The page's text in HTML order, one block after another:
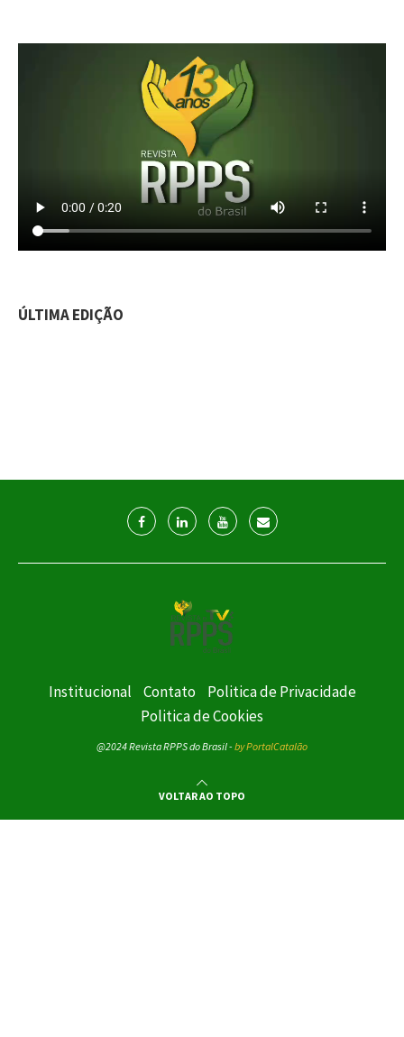
ÚLTIMA EDIÇÃO
Institucional Contato
Politica de Privacidade
Politica de Cookies
@2024 Revista RPPS do Brasil - by PortalCatalão
VOLTAR AO TOPO